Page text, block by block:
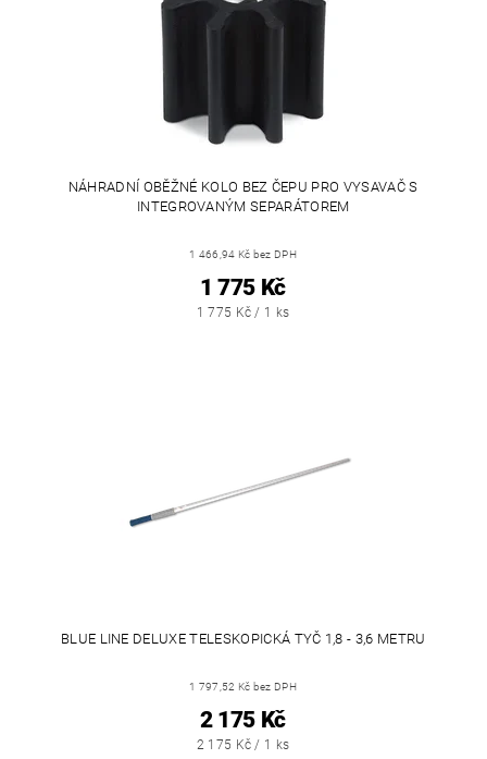
NÁHRADNÍ OBĚŽNÉ KOLO BEZ ČEPU PRO VYSAVAČ S
INTEGROVANÝM SEPARÁTOREM
1 466,94 Kč bez DPH
1 775 Kč
1 775 Kč / 1 ks
BLUE LINE DELUXE TELESKOPICKÁ TYČ 1,8 - 3,6 METRU
1 797,52 Kč bez DPH
2 175 Kč
2 175 Kč / 1 ks